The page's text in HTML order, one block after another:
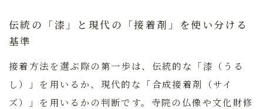
伝統の「漆」と現代の「接着剤」を使い分ける
基準
接着方法を選ぶ際の第一歩は、伝統的な「漆（うる
し）」を用いるか、現代的な「合成接着剤（サイ
ズ）」を用いるかの判断です。寺院の仏像や文化財修